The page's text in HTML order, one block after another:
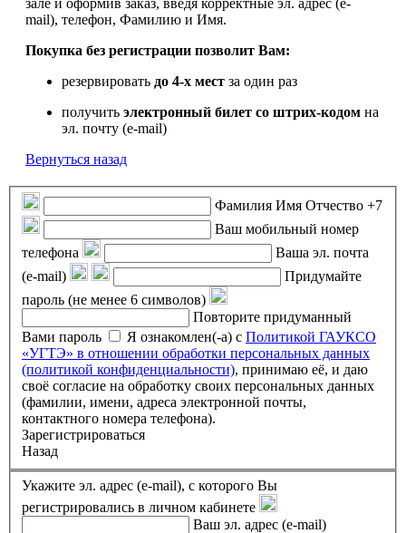
mail), телефон, Фамилию и Имя.
Покупка без регистрации позволит Вам:
резервировать до 4-х мест за один раз
получить электронный билет со штрих-кодом на
эл. почту (e-mail)
Вернуться назад
Фамилия Имя Отчество +7
Ваш мобильный номер
телефона
Ваша эл. почта
(e-mail)
Придумайте
пароль (не менее 6 символов)
Повторите придуманный
Вами пароль
Я ознакомлен(-а) с Политикой ГАУКСО
«УГТЭ» в отношении обработки персональных данных
(политикой конфиденциальности), принимаю её, и даю
своё согласие на обработку своих персональных данных
(фамилии, имени, адреса электронной почты,
контактного номера телефона).
Зарегистрироваться
Назад
Укажите эл. адрес (e-mail), с которого Вы
регистрировались в личном кабинете
Ваш эл. адрес (e-mail)